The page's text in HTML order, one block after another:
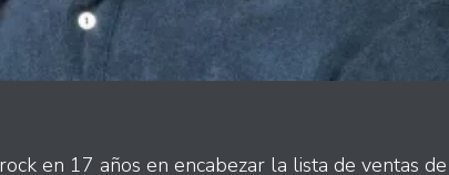
en 17 años en encabezar la lista de ventas de